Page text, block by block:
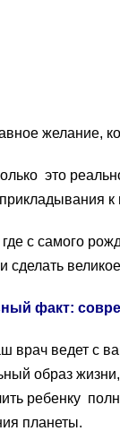
желание,
это
к
с самого
сделать
факт:
врач ведет с
образ
ребенку
планеты.